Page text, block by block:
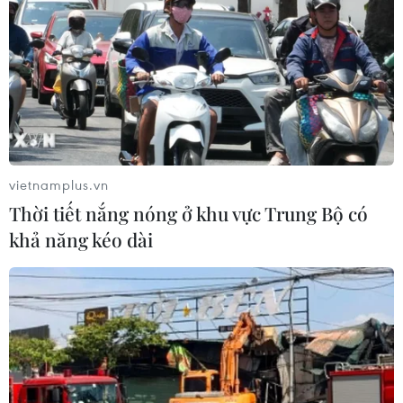
TIN LIÊN QUAN
vietnamplus.vn
Thời tiết nắng nóng ở khu vực Trung Bộ có
khả năng kéo dài